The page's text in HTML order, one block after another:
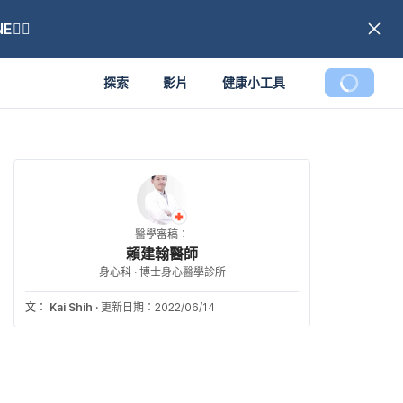
探索 影片 健康小工具
醫學審稿：
賴建翰醫師
身心科 · 博士身心醫學診所
文： Kai Shih · 更新日期：2022/06/14